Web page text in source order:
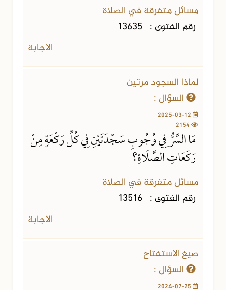
مسائل متفرقة في الصلاة
رقم الفتوى : 13635
الاجابة
لماذا السجود مرتين
السؤال :
مَا السِّرُّ فِي وُجُوبِ سَجْدَتَيْنِ فِي كُلِّ رَكْعَةٍ مِنْ
رَكَعَاتِ الصَّلَاةِ؟
مسائل متفرقة في الصلاة
رقم الفتوى : 13516
الاجابة
صيغ الاستفتاح
السؤال :